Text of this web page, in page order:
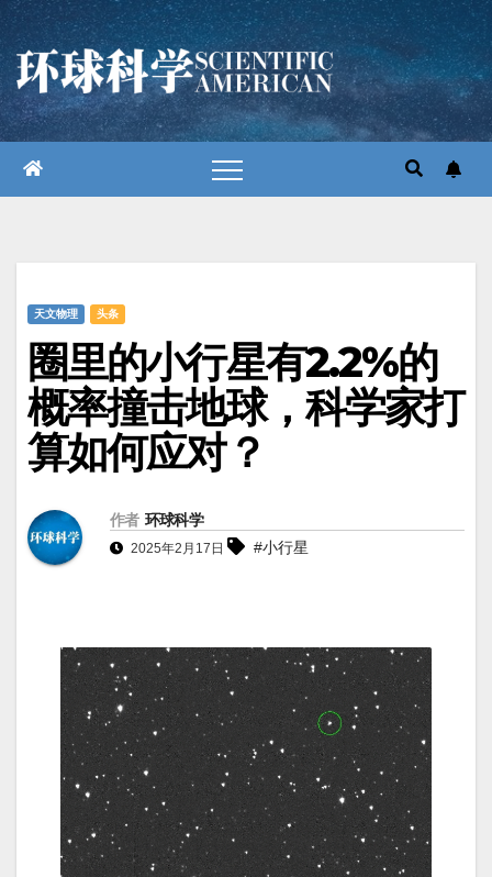
跳
至
内
容
天文物理 头条
圈里的小行星有2.2%的
概率撞击地球，科学家打
算如何应对？
作者 环球科学
2025年2月17日 #小行星